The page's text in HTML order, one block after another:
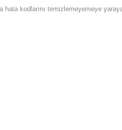
kodlarını temizlemeyemeye